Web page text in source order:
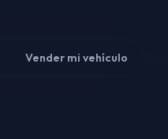
Vender mi vehículo